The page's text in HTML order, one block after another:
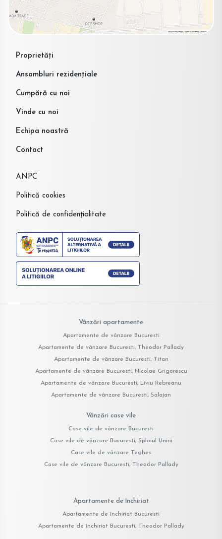
Proprietăți
Ansambluri rezidențiale
Cumpără cu noi
Vinde cu noi
Echipa noastră
Contact
ANPC
Politică cookies
Politică de confidențialitate
Vânzări apartamente
Apartamente de vânzare Bucuresti
Apartamente de vânzare Bucuresti, Theodor Pallady
Apartamente de vânzare Bucuresti, Titan
Apartamente de vânzare Bucuresti, Nicolae Grigorescu
Apartamente de vânzare Bucuresti, Liviu Rebreanu
Apartamente de vânzare Bucuresti, Salajan
Vânzări case vile
Case vile de vânzare Bucuresti
Case vile de vânzare Bucuresti, Splaiul Unirii
Case vile de vânzare Teghes
Case vile de vânzare Bucuresti, Theodor Pallady
Apartamente de închiriat
Apartamente de închiriat Bucuresti
Apartamente de închiriat Bucuresti, Theodor Pallady